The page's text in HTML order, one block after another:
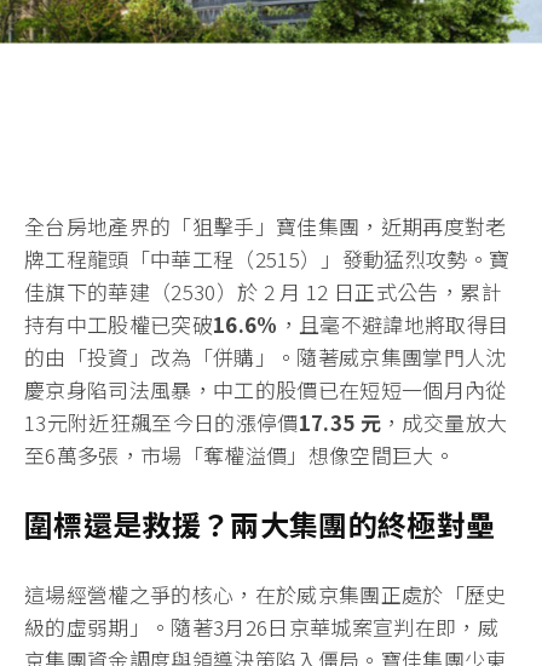
全台房地產界的「狙擊手」寶佳集團，近期再度對老
牌工程龍頭「中華工程（2515）」發動猛烈攻勢。寶
佳旗下的華建（2530）於 2 月 12 日正式公告，累計
持有中工股權已突破16.6% ，且毫不避諱地將取得目
的由「投資」改為「併購」。隨著威京集團掌門人沈
慶京身陷司法風暴，中工的股價已在短短一個月內從
13元附近狂飆至今日的漲停價17.35 元 ，成交量放大
至6萬多張，市場「奪權溢價」想像空間巨大。
圍標還是救援？兩大集團的終極對壘
這場經營權之爭的核心，在於威京集團正處於「歷史
級的虛弱期」。隨著3月26日京華城案宣判在即，威
京集團資金調度與領導決策陷入僵局。寶佳集團少東